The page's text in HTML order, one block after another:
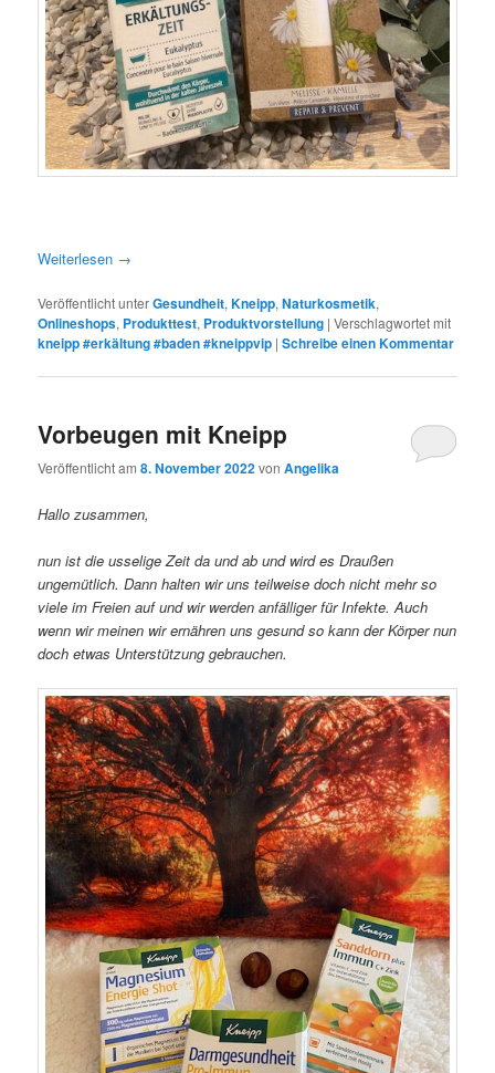
Weiterlesen →
Veröffentlicht unterGesundheit,Kneipp,Naturkosmetik,
Onlineshops, Produkttest, Produktvorstellung |Verschlagwortet mit
kneipp #erkältung #baden #kneippvip |Schreibe einen Kommentar
Vorbeugen mit Kneipp
Veröffentlicht am8. November 2022vonAngelika
Hallo zusammen,
nun ist die usselige Zeit da und ab und wird es Draußen
ungemütlich. Dann halten wir uns teilweise doch nicht mehr so
viele im Freien auf und wir werden anfälliger für Infekte. Auch
wenn wir meinen wir ernähren uns gesund so kann der Körper nun
doch etwas Unterstützung gebrauchen.